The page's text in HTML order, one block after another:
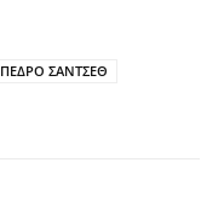
ΠΕΔΡΟ ΣΑΝΤΣΕΘ